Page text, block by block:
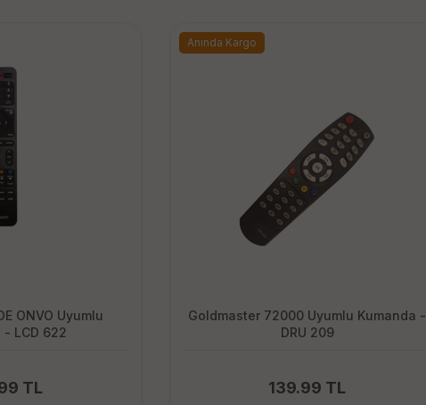
- LCD 622
TL
Goldmaster 72000 Uyumlu Kumanda -
DRU 209
139.99 TL
Anında Kargo